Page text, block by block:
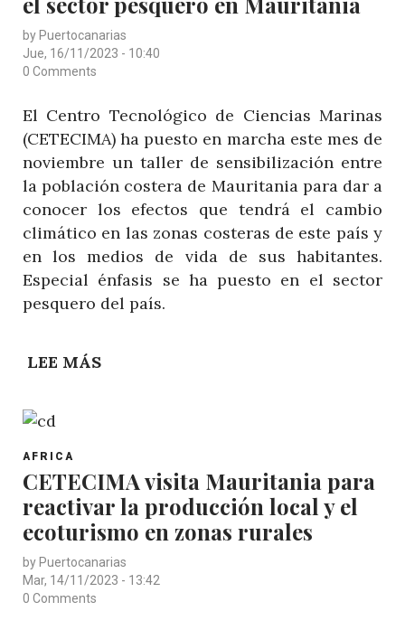
by Puertocanarias
Jue, 16/11/2023 - 10:40
0 Comments
El Centro Tecnológico de Ciencias Marinas
(CETECIMA) ha puesto en marcha este mes de
noviembre un taller de sensibilización entre
la población costera de Mauritania para dar a
conocer los efectos que tendrá el cambio
climático en las zonas costeras de este país y
en los medios de vida de sus habitantes.
Especial énfasis se ha puesto en el sector
pesquero del país.
LEE MÁS
EFECTOS
QUE
TENDRÁ
CAMBIO
POST
AFRICA
CETECIMA visita Mauritania para
reactivar la producción local y el
ecoturismo en zonas rurales
by Puertocanarias
Mar, 14/11/2023 - 13:42
0 Comments